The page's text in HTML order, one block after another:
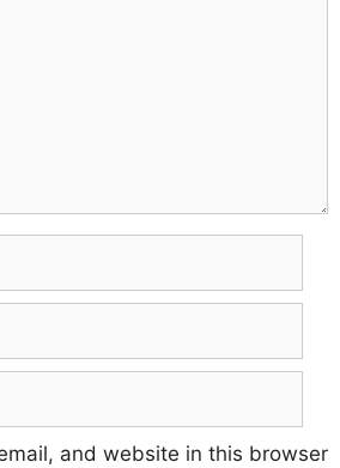
and website in this browser